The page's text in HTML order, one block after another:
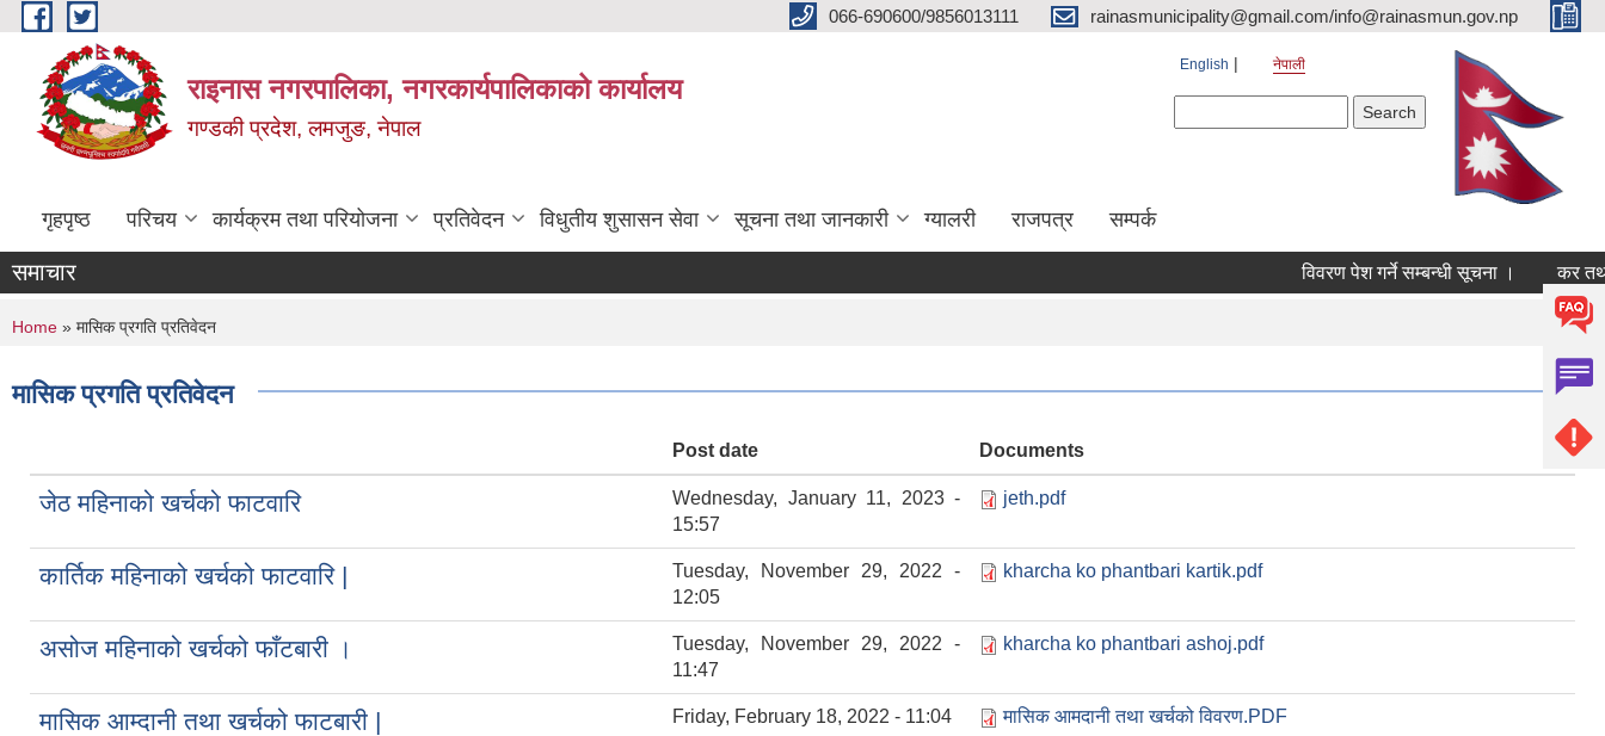
Skip to main content 066-690600/9856013111 rainasmunicipality@gmail.com/info@rainasmun.gov.np
राइनास नगरपालिका, नगरकार्यपालिकाको कार्यालय
गण्डकी प्रदेश, लमजुङ, नेपाल
English नेपाली
गृहपृष्ठ परिचय कार्यक्रम तथा परियोजना प्रतिवेदन विधुतीय शुसासन सेवा सूचना तथा जानकारी ग्यालरी राजपत्र सम्पर्क
समाचार विवरण पेश गर्ने सम्बन्धी सूचना । कर
You are here
Home » मासिक प्रगति प्रतिवेदन
मासिक प्रगति प्रतिवेदन
Post date Documents
जेठ महिनाको खर्चको फाटवारि
Wednesday, January 11, 2023 -
15:57
jeth.pdf
कार्तिक महिनाको खर्चको फाटवारि |
Tuesday, November 29, 2022 -
12:05
kharcha ko phantbari kartik.pdf
असोज महिनाको खर्चको फाँटबारी ।
Tuesday, November 29, 2022 -
11:47
kharcha ko phantbari ashoj.pdf
मासिक आम्दानी तथा खर्चको फाटबारी | Friday, February 18, 2022 - 11:04 मासिक आमदानी तथा खर्चको विवरण.PDF